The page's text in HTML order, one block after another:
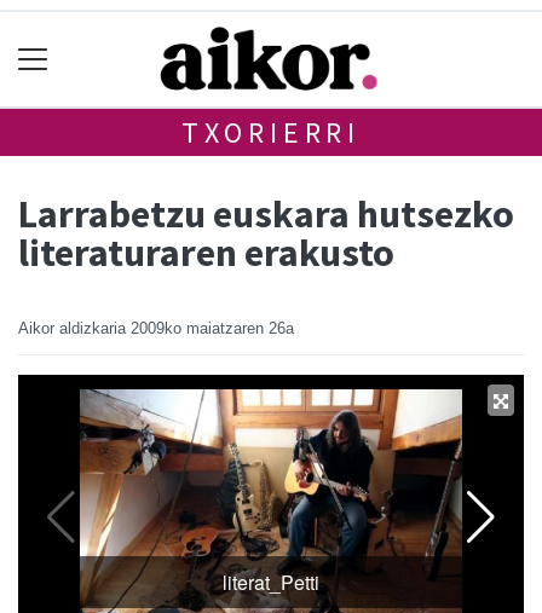
TXORIERRI
Larrabetzu euskara hutsezko
literaturaren erakusto
Aikor aldizkaria 2009ko maiatzaren 26a